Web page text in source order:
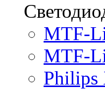
MTF-
MTF-
Philips